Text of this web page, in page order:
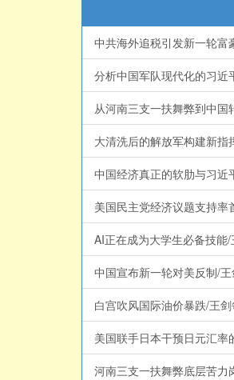
中共海外追税引发新一轮
分析中国军队现代化的习
从河南三支一扶舞弊到中
大清洗后的解放军构建新
中国经济真正的软肋与习
美国民主党经济议题支持
AI正在成为大学生必备技
中国宣布新一轮对美反制/
白宫吹风国际油价暴跌/王
美国联手日本干预日元汇
河南三支一扶舞弊底层苦